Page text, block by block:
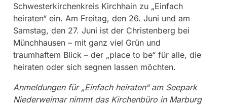
Schwesterkirchenkreis Kirchhain zu „Einfach
heiraten“ ein. Am Freitag, den 26. Juni und am
Samstag, den 27. Juni ist der Christenberg bei
Münchhausen – mit ganz viel Grün und
traumhaftem Blick – der „place to be“ für alle, die
heiraten oder sich segnen lassen möchten.
Anmeldungen für „Einfach heiraten“ am Seepark
Niederweimar nimmt das Kirchenbüro in Marburg